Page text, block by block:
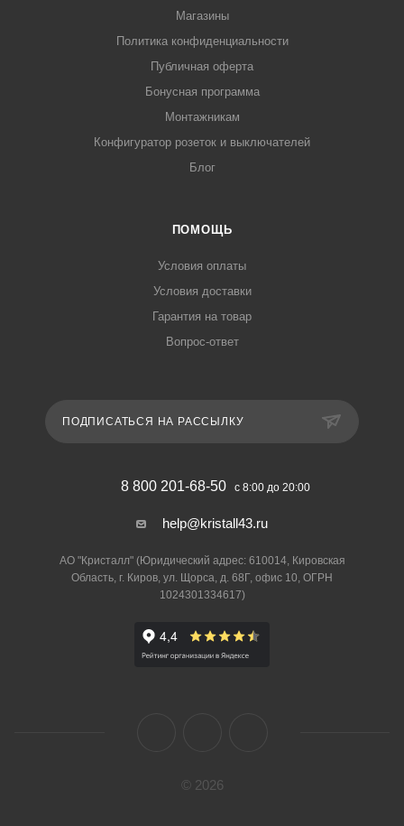
Магазины
Политика конфиденциальности
Публичная оферта
Бонусная программа
Монтажникам
Конфигуратор розеток и выключателей
Блог
ПОМОЩЬ
Условия оплаты
Условия доставки
Гарантия на товар
Вопрос-ответ
ПОДПИСАТЬСЯ НА РАССЫЛКУ
8 800 201-68-50 с 8:00 до 20:00
help@kristall43.ru
АО "Кристалл" (Юридический адрес: 610014, Кировская
Область, г. Киров, ул. Щорса, д. 68Г, офис 10, ОГРН
1024301334617)
© 2026